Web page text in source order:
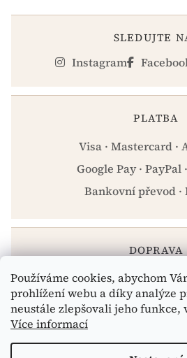
Používáme cookies, abychom
prohlížení webu a díky analýze
neustále zlepšovali jeho funkce,
Více informací
SLEDUJTE
Instagram
PLATBA
Visa · Mastercard ·
Google Pay · PayPal
Bankovní převod
DOPRAVA
Zásilkovna · PPL ·